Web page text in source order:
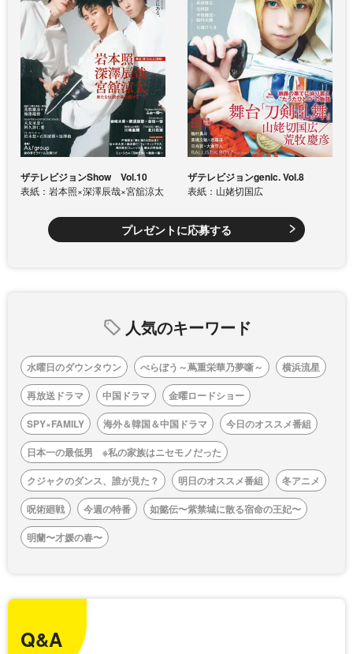
ザテレビジョンShow Vol.10
表紙：岩本照×深澤辰哉×宮舘涼太
ザテレビジョンgenic. Vol.8
表紙：山姥切国広
プレゼントに応募する
人気のキーワード
水曜日のダウンタウン べらぼう～蔦重栄華乃夢噺～
横浜流星
再放送ドラマ
中国ドラマ
金曜ロードショー
SPY×FAMILY
海外＆韓国＆中国ドラマ
今日のオススメ番組
日本一の最低男 ※私の家族はニセモノだった
クジャクのダンス、誰が見た？
明日のオススメ番組
冬アニメ
呪術廻戦
今週の特番
如懿伝〜紫禁城に散る宿命の王妃〜
明蘭〜才媛の春〜
Q&A